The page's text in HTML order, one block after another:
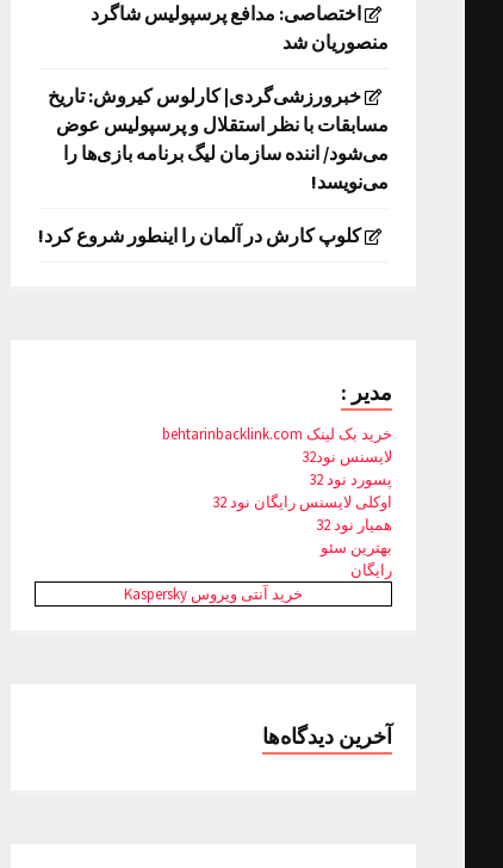
اختصاصی: مدافع پرسپولیس شاگرد
منصوریان شد
خبرورزشی‌گردی| کارلوس کیروش: تاریخ
مسابقات با نظر استقلال و پرسپولیس عوض
می‌شود/ اننده سازمان لیگ برنامه بازی‌ها را
می‌نویسد!
کلوپ کارش در آلمان را اینطور شروع کرد!
مدیر :
خرید بک لینک behtarinbacklink.com
لایسنس نود32
پسورد نود 32
اوکلی لایسنس رایگان نود 32
همیار نود 32
بهترین سئو
رایگان
خرید آنتی ویروس Kaspersky
آخرین دیدگاه‌ها